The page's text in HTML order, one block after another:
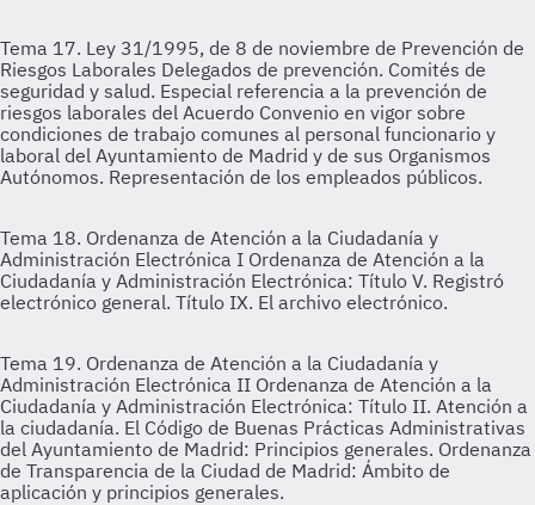
Tema 17. Ley 31/1995, de 8 de noviembre de Prevención de
Riesgos Laborales Delegados de prevención. Comités de
seguridad y salud. Especial referencia a la prevención de
riesgos laborales del Acuerdo Convenio en vigor sobre
condiciones de trabajo comunes al personal funcionario y
laboral del Ayuntamiento de Madrid y de sus Organismos
Autónomos. Representación de los empleados públicos.
Tema 18. Ordenanza de Atención a la Ciudadanía y
Administración Electrónica I Ordenanza de Atención a la
Ciudadanía y Administración Electrónica: Título V. Registró
electrónico general. Título IX. El archivo electrónico.
Tema 19. Ordenanza de Atención a la Ciudadanía y
Administración Electrónica II Ordenanza de Atención a la
Ciudadanía y Administración Electrónica: Título II. Atención a
la ciudadanía. El Código de Buenas Prácticas Administrativas
del Ayuntamiento de Madrid: Principios generales. Ordenanza
de Transparencia de la Ciudad de Madrid: Ámbito de
aplicación y principios generales.